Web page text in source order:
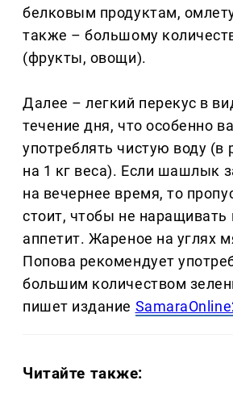
белковым продуктам,
также – большому
(фрукты, овощи).
Далее – легкий перекус в
течение дня, что особенно
употреблять чистую воду (в
на 1 кг веса). Если шашлык
на вечернее время, то
стоит, чтобы не наращивать
аппетит. Жареное на углях
Попова рекомендует
большим количеством
пишет издание
Читайте также: